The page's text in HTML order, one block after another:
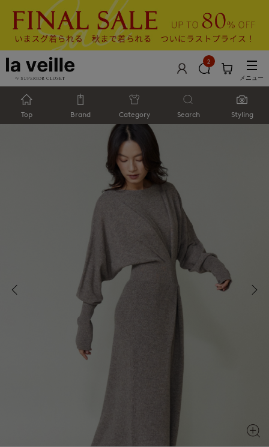
2
メニュー
Top Brand Category Search Styling